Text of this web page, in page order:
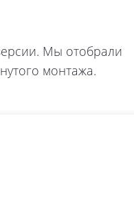
Мы отобрали
монтажа.